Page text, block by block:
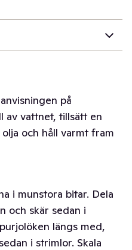
på
av vattnet, tillsätt en
och håll varmt fram
i munstora bitar. Dela
och skär sedan i
längs med,
i strimlor. Skala